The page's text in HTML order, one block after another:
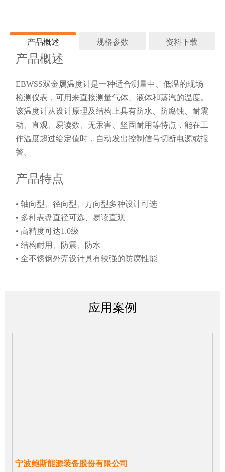
产品概述 规格参数 资料下载
产品概述
EBWSS双金属温度计是一种适合测量中、低温的现场
检测仪表，可用来直接测量气体、液体和蒸汽的温度。
该温度计从设计原理及结构上具有防水、防腐蚀、耐震
动、直观、易读数、无汞害、坚固耐用等特点，能在工
作温度超过给定值时，自动发出控制信号切断电源或报
警。
产品特点
• 轴向型、径向型、万向型多种设计可选
• 多种表盘直径可选、易读直观
• 高精度可达1.0级
• 结构耐用、防震、防水
• 全不锈钢外壳设计具有较强的防腐性能
技术参数
性能指标
温度范围 -
标度盘公称直径 60, 100,
精度等级
热响应时间
角度调整误差
回差
重复性
产品资料
EBWSS 双金属温度
计.pdf
产品资料
EBWSS 双金属温度
计.pdf
应用案例
宁波鲍斯能源装备股份有限公司